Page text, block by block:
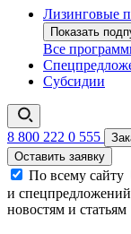
Лизинговые
Показать
Все
Субсидии
8 800 222 0 555
Оставить заявку
По всему сайту
и спецпредложений
новостям и статьям